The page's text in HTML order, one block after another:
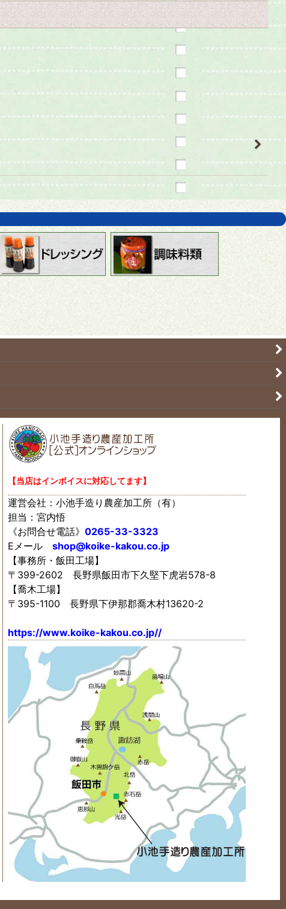
【当店はインボイスに対応してます】
運営会社：小池手造り農産加工所（有）
担当：宮内悟
《お問合せ電話》0265-33-3323
Eメールshop@koike-kakou.co.jp
【事務所・飯田工場】
〒399-2602 長野県飯田市下久堅下虎岩578-8
【喬木工場】
〒395-1100 長野県下伊那郡喬木村13620-2
https://www.koike-kakou.co.jp//